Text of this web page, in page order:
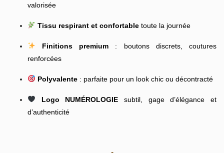
valorisée
Tissu respirant et confortabletoute la journée
Finitions premium : boutons discrets, coutures
renforcées
Polyvalente: parfaite pour un look chic ou décontracté
Logo NUMÉROLOGIE subtil, gage d’élégance et
d’authenticité